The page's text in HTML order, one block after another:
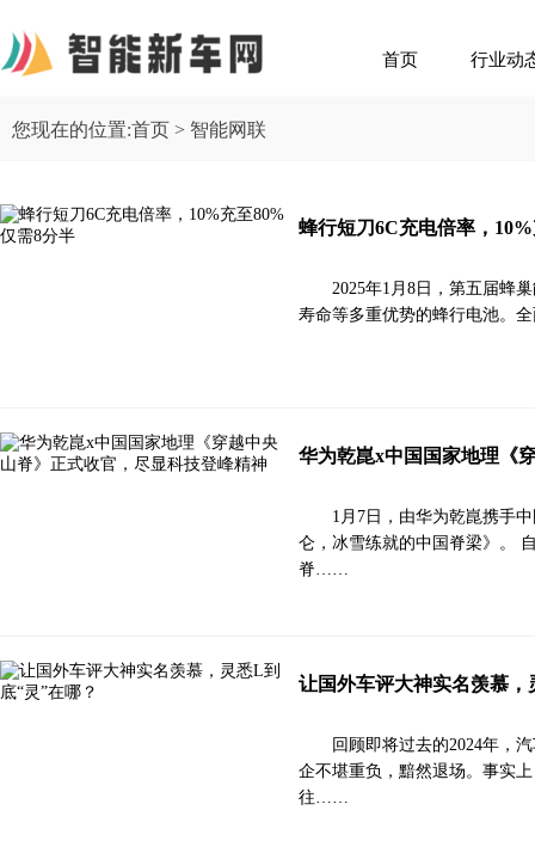
首页 行业动
您现在的位置:首页 > 智能网联
蜂行短刀6C充电倍率，
2025年1月8日，第五届蜂
寿命等多重优势的蜂行电池。
华为乾崑x中国国家地理《
1月7日，由华为乾崑携手
仑，冰雪练就的中国脊梁》。
脊……
让国外车评大神实名羡慕
回顾即将过去的2024年，
企不堪重负，黯然退场。事实
往……